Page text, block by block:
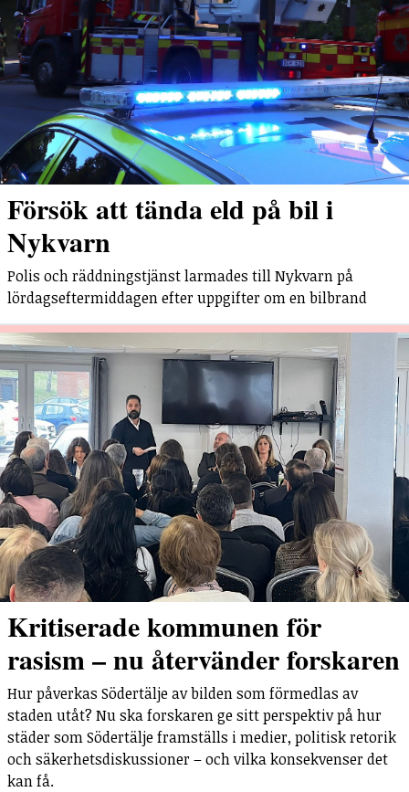
Försök att tända eld på bil i
Nykvarn
Polis och räddningstjänst larmades till Nykvarn på
lördagseftermiddagen efter uppgifter om en bilbrand
Kritiserade kommunen för
rasism – nu återvänder forskaren
Hur påverkas Södertälje av bilden som förmedlas av
staden utåt? Nu ska forskaren ge sitt perspektiv på hur
städer som Södertälje framställs i medier, politisk retorik
och säkerhetsdiskussioner – och vilka konsekvenser det
kan få.